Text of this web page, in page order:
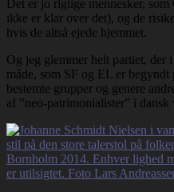
Det er jo rigtige mennesker,
ikke er klar over det), og de
hvis de altså ejede hjemmet.
Og jeg glemmer helt partiet, der
måde, som SF og EL er begyndt
bestemte grupper og genere
af ”neo-patrimonialister” i